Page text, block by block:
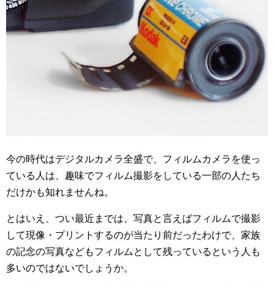
今の時代はデジタルカメラ全盛で、フィルムカメラを使っ
ている人は、趣味でフィルム撮影をしている一部の人たち
だけかも知れませんね。
とはいえ、つい最近までは、写真と言えばフィルムで撮影
して現像・プリントするのが当たり前だったわけで、家族
の記念の写真などもフィルムとして残っているという人も
多いのではないでしょうか。